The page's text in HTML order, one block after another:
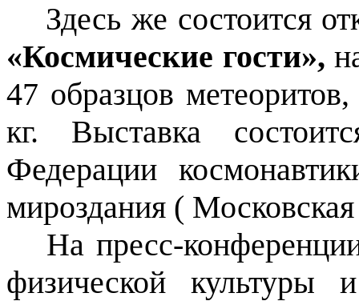
Здесь же состоится
«Космические гости»,
47 образцов
кг. Выставка
Федерации
мироздания (
На пресс-
физической культуры